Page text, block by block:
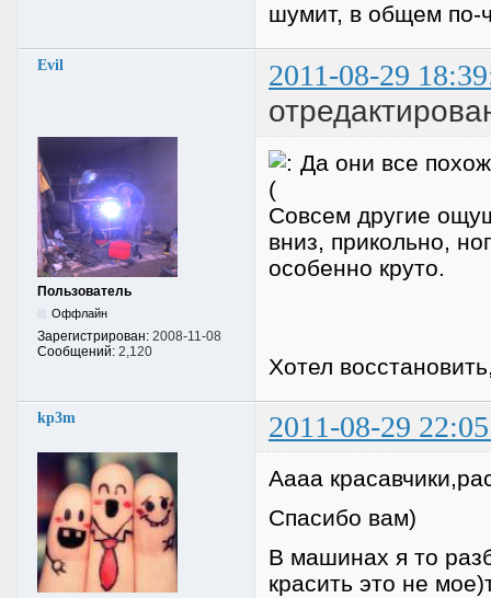
шумит, в общем по-
Evil 2011-08-29
Пользователь
Оффлайн
Зарегистрирован: 2008-11-08
Сообщений: 2,120
Да они все
Совсем другие
вниз, прикольно,
особенно круто.
Хотел
kp3m 2011-08-29
Аааа
Спасибо вам)
В машинах я то
красить это не